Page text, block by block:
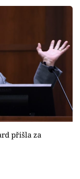
přišla za